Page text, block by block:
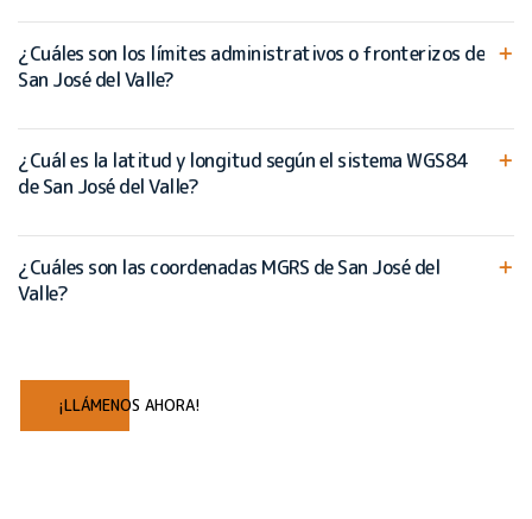
¿Cuáles son los límites administrativos o fronterizos de
San José del Valle?
¿Cuál es la latitud y longitud según el sistema WGS84
de San José del Valle?
¿Cuáles son las coordenadas MGRS de San José del
Valle?
¡LLÁMENOS AHORA!